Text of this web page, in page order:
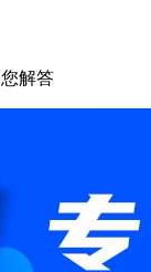
解答